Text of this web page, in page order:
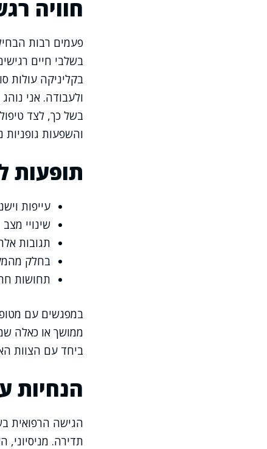
חוויה
פעמים רבות
בשלבי חיים
בקליניקה עולות
ולעבודה. אני
בשל כך, לצד
והשפעות גופניות
תופעות
עייפות
שינויי מצב
תגובות
בחלק
תחושות
במפגשים עם
ממושך או כאלה
ביחד עם הצוות
הנחיות
הגישה הרפואית
תדירה.